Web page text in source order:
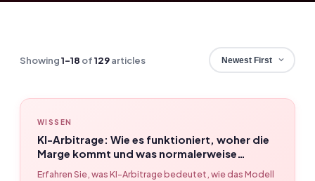
Showing1–18 of129articles
WISSEN
KI-Arbitrage: Wie es funktioniert, woher die
Marge kommt und was normalerweise
fehlschlägt – EasyClaw
Erfahren Sie, was KI-Arbitrage bedeutet, wie das Modell